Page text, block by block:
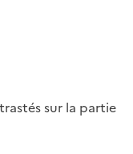
sur la partie